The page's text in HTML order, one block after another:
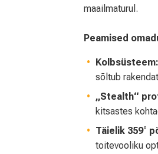
maailmaturul.
Peamised
Kolbsüsteem:
sõltub
„Stealth“
kitsastes
Täielik 359°
toitevooliku